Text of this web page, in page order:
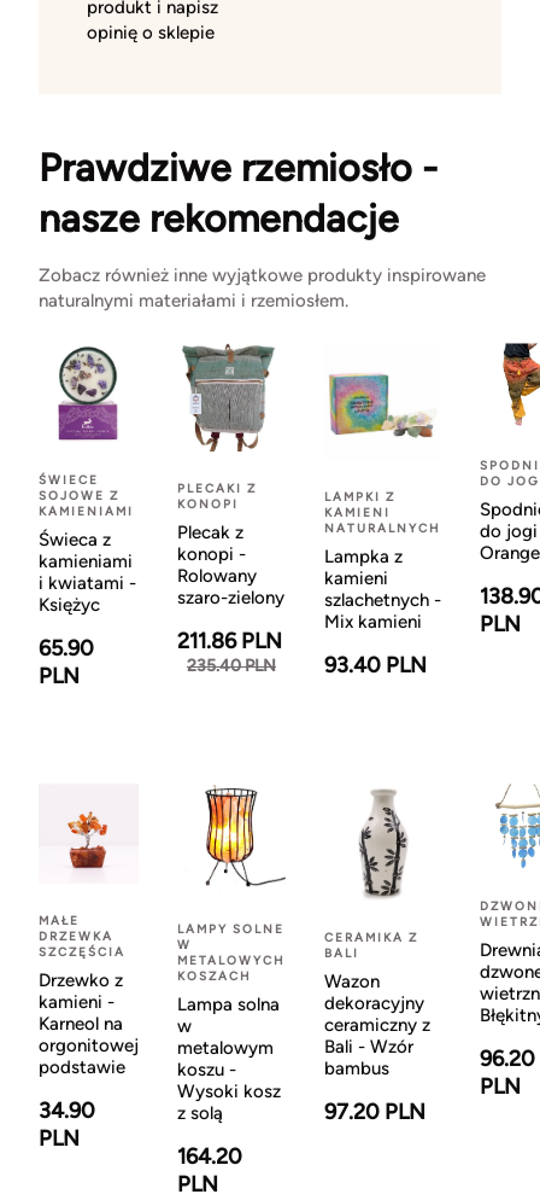
produkt i napisz
opinię o sklepie
Prawdziwe rzemiosło -
nasze rekomendacje
Zobacz również inne wyjątkowe produkty inspirowane
naturalnymi materiałami i rzemiosłem.
ŚWIECE
SOJOWE Z
KAMIENIAMI
Świeca z
kamieniami
i kwiatami -
Księżyc
65.90
PLN
PLECAKI Z
KONOPI
Plecak z
konopi -
Rolowany
szaro-zielony
211.86 PLN
235.40 PLN
LAMPKI Z
KAMIENI
NATURALNYCH
Lampka z
kamieni
szlachetnych -
Mix kamieni
93.40 PLN
DO
do
Orange
PLN
MAŁE
DRZEWKA
SZCZĘŚCIA
Drzewko z
kamieni -
Karneol na
orgonitowej
podstawie
34.90
PLN
LAMPY SOLNE
W
METALOWYCH
KOSZACH
Lampa solna
w
metalowym
koszu -
Wysoki kosz
z solą
164.20
PLN
CERAMIKA Z
BALI
Wazon
dekoracyjny
ceramiczny z
Bali - Wzór
bambus
97.20 PLN
96.20
PLN